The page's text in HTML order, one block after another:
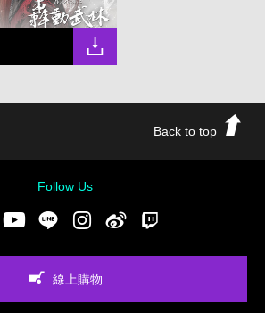
Back to top
Follow Us
FacebookYoutubeLINE Instgram新浪微博
線上購物